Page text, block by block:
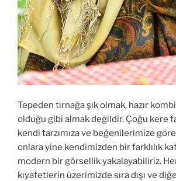
Tepeden tırnağa şık olmak, hazır
olduğu gibi almak değildir. Çoğu kere
kendi tarzımıza ve beğenilerimize
onlara yine kendimizden bir farklılık
modern bir görsellik yakalayabiliriz.
kıyafetlerin üzerimizde sıra dışı ve